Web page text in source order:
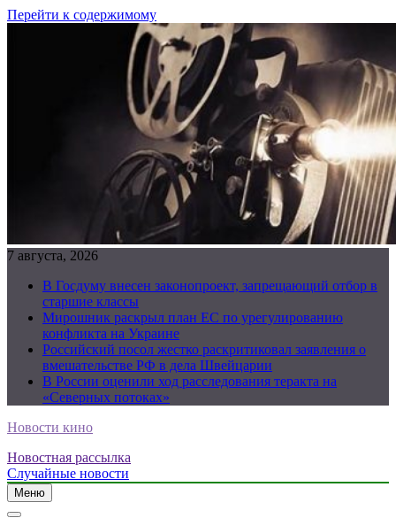
Перейти к содержимому
7 августа, 2026
В Госдуму внесен законопроект, запрещающий отбор в
старшие классы
Мирошник раскрыл план ЕС по урегулированию
конфликта на Украине
Российский посол жестко раскритиковал заявления о
вмешательстве РФ в дела Швейцарии
В России оценили ход расследования теракта на
«Северных потоках»
Новости кино
Новостная рассылка
Случайные новости
Меню